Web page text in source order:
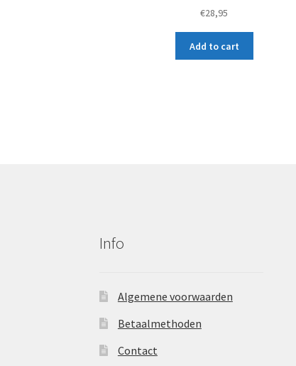
€28,95
Add to cart
Info
Algemene voorwaarden
Betaalmethoden
Contact